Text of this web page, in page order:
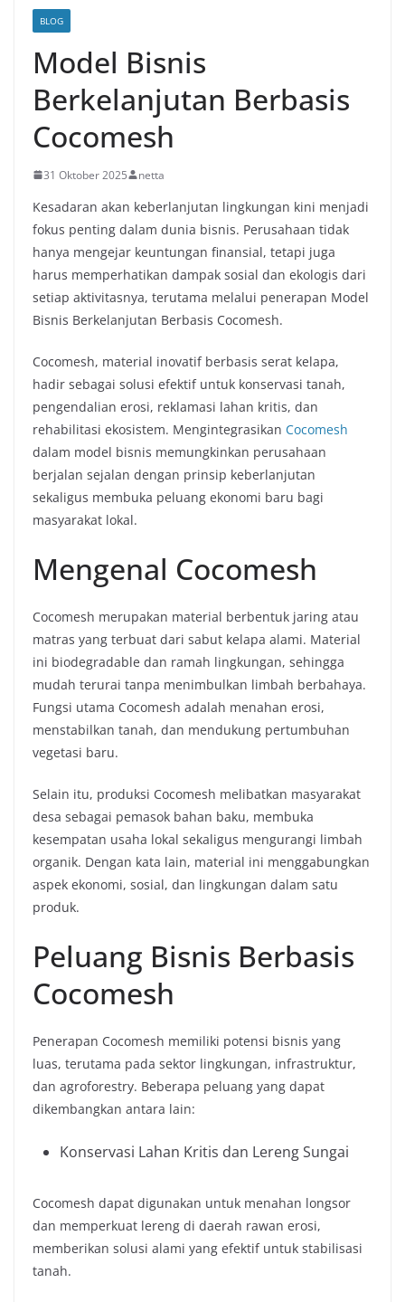
BLOG
Model Bisnis
Berkelanjutan Berbasis
Cocomesh
31 Oktober 2025 netta
Kesadaran akan keberlanjutan lingkungan kini menjadi
fokus penting dalam dunia bisnis. Perusahaan tidak
hanya mengejar keuntungan finansial, tetapi juga
harus memperhatikan dampak sosial dan ekologis dari
setiap aktivitasnya, terutama melalui penerapan Model
Bisnis Berkelanjutan Berbasis Cocomesh.
Cocomesh, material inovatif berbasis serat kelapa,
hadir sebagai solusi efektif untuk konservasi tanah,
pengendalian erosi, reklamasi lahan kritis, dan
rehabilitasi ekosistem. Mengintegrasikan Cocomesh
dalam model bisnis memungkinkan perusahaan
berjalan sejalan dengan prinsip keberlanjutan
sekaligus membuka peluang ekonomi baru bagi
masyarakat lokal.
Mengenal Cocomesh
Cocomesh merupakan material berbentuk jaring atau
matras yang terbuat dari sabut kelapa alami. Material
ini biodegradable dan ramah lingkungan, sehingga
mudah terurai tanpa menimbulkan limbah berbahaya.
Fungsi utama Cocomesh adalah menahan erosi,
menstabilkan tanah, dan mendukung pertumbuhan
vegetasi baru.
Selain itu, produksi Cocomesh melibatkan masyarakat
desa sebagai pemasok bahan baku, membuka
kesempatan usaha lokal sekaligus mengurangi limbah
organik. Dengan kata lain, material ini menggabungkan
aspek ekonomi, sosial, dan lingkungan dalam satu
produk.
Peluang Bisnis Berbasis
Cocomesh
Penerapan Cocomesh memiliki potensi bisnis yang
luas, terutama pada sektor lingkungan, infrastruktur,
dan agroforestry. Beberapa peluang yang dapat
dikembangkan antara lain:
Konservasi Lahan Kritis dan Lereng Sungai
Cocomesh dapat digunakan untuk menahan longsor
dan memperkuat lereng di daerah rawan erosi,
memberikan solusi alami yang efektif untuk stabilisasi
tanah.